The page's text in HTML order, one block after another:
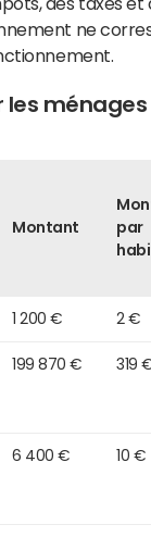
ne
les
Montant
par
1 200 € 2 €
199 870 € 319
6 400 € 10 €